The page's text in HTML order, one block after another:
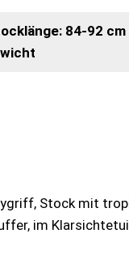
84-92 cm
Stock mit
im